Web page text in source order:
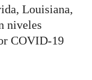
Louisiana,
niveles
COVID-19